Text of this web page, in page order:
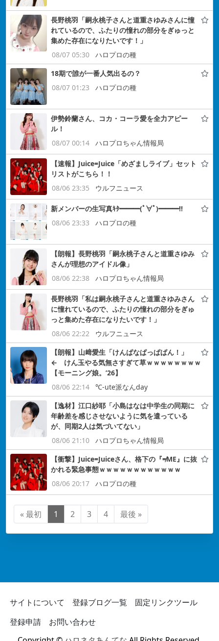
長野桃羽「嗣永桃子さんと道重さゆみさんに憧
れているので、ふたりの憧れの部分をぎゅっと
集めた存在になりたいです！」
08/07 05:30
ハロプロの種
18期で誰が一番人気出るの？
08/07 01:23
ハロプロの種
伊勢鈴蘭さん、コカ・コーラ愛を全力アピー
ル！
08/07 00:14
ハロプロちゃん情報局
【速報】Juice=Juice「めざましライブ」セット
リストがこちら！！
08/06 23:35
ウルフニュース
新メンバーの生写真ｷﾀ━━━(ﾟ∀ﾟ)━━━!!
08/06 23:33
ハロプロの種
【朗報】長野桃羽「嗣永桃子さんと道重さゆみ
さんが理想のアイドル像」
08/06 22:38
ハロプロちゃん情報局
長野桃羽「私は嗣永桃子さんと道重さゆみさん
に憧れているので、ふたりの憧れの部分をぎゅ
っと集めた存在になりたいです！」
08/06 22:22
ウルフニュース
【朗報】山﨑愛生「けんぱなぱっぱぱん！」
← けん玉やる気無さすぎて草ｗｗｗｗｗｗｗｗ
【モーニング娘。’26】
08/06 22:14
℃-ute派なんday
【逸材】江口紗耶「小島はなは中学生の同期に
年齢差を感じさせないように気を遣っている
が、同期2人は気づいてない」
08/06 21:10
ハロプロちゃん情報局
【衝撃】Juice=Juiceさん、格下の『≠ME』に抜
かれる緊急事態ｗｗｗｗｗｗｗｗｗｗｗｗ
08/06 20:17
ハロプロの種
« 最初 1 2 3 4 最後 »
サイトについて 登録ブログ一覧
固定リンクツール
登録申請
お問い合わせ